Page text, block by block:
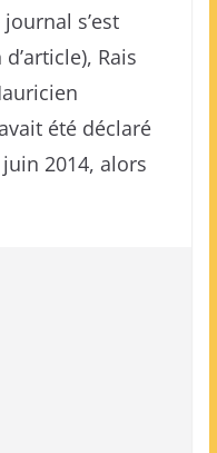
s’est
Rais
été déclaré
2014, alors